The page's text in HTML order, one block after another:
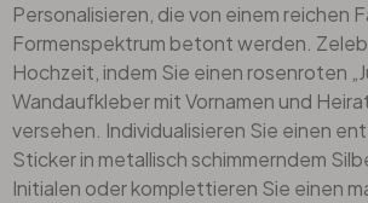
Personalisieren, die von einem reichen
Formenspektrum betont werden.
Hochzeit, indem Sie einen rosenroten
Wandaufkleber mit Vornamen und
versehen. Individualisieren Sie einen
Sticker in metallisch schimmerndem
Initialen oder komplettieren Sie einen